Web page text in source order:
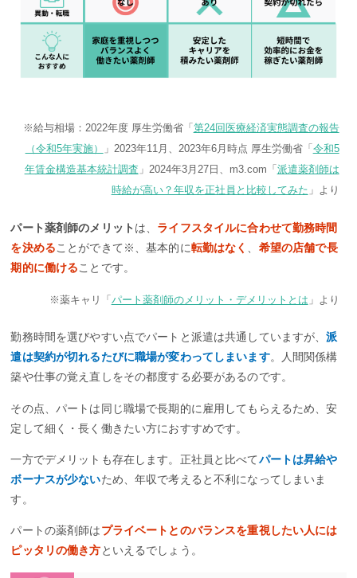
※給与相場：2022年度 厚生労働省「 第24回医療経済実態調査の報告
（令和5年実施）
」2023年11月、2023年6月時点 厚生労働省「 令和5
年賃金構造基本統計調査 」2024年3月27日、m3.com「 派遣薬剤師は
時給が高い？年収を正社員と比較してみた 」より
パート薬剤師のメリットは、 ライフスタイルに合わせて勤務時間
を決めることができて※、基本的に転勤はなく
希望の店舗で長
期的に働けることです。
※薬キャリ「 パート薬剤師のメリット・デメリットとは 」より
勤務時間を選びやすい点でパートと派遣は共通していますが、派
遣は契約が切れるたびに職場が変わってしまいます。人間関係構
築や仕事の覚え直しをその都度する必要があるのです。
その点、パートは同じ職場で長期的に雇用してもらえるため、安
定して細く・長く働きたい方におすすめです。
一方でデメリットも存在します。正社員と比べてパートは昇給や
ボーナスが少ないため、年収で考えると不利になってしまいま
す。
パートの薬剤師はプライベートとのバランスを重視したい人には
ピッタリの働き方といえるでしょう。